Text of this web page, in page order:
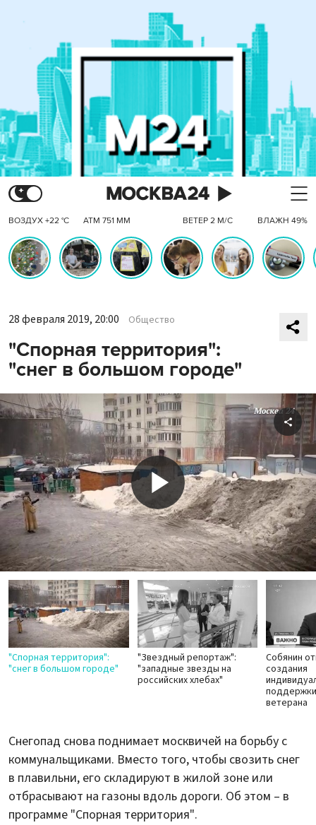
ВОЗДУХ +22 °C АТМ 751 ММ ВЕТЕР 2 М/С ВЛАЖН 49%
28 февраля 2019, 20:00 Общество
"Спорная территория":
"снег в большом городе"
Play
Video
"Спорная территория":
"снег в большом городе"
"Звездный репортаж":
"западные звезды на
российских хлебах"
Собянин
создания
ветерана
Снегопад снова поднимает москвичей на борьбу с
коммунальщиками. Вместо того, чтобы свозить снег
в плавильни, его складируют в жилой зоне или
отбрасывают на газоны вдоль дороги. Об этом – в
программе "Спорная территория".